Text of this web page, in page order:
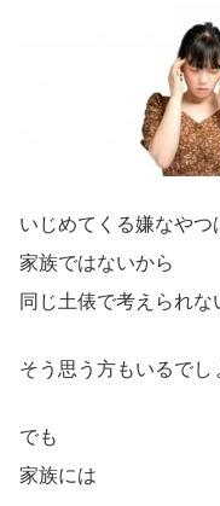
いじめてくる嫌なやつ
家族ではないから
同じ土俵で考えられな
そう思う方もいるでし
でも
家族には